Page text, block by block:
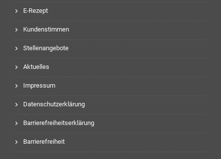
E-Rezept
Kundenstimmen
Stellenangebote
Aktuelles
Impressum
Datenschutzerklärung
Barrierefreiheitserklärung
Barrierefreiheit